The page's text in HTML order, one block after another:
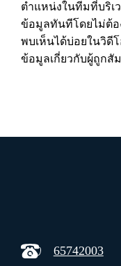
ตำแหน่งในทีมที่บริเ
ข้อมูลทันทีโดยไม่ต้อ
พบเห็นได้บ่อยในวิดี
ข้อมูลเกี่ยวกับผู้ถูก
65742003